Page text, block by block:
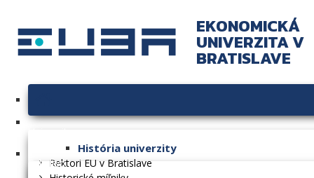
EKONOMICKÁ
UNIVERZITA V
BRATISLAVE
História univerzity
Rektori EU v Bratislave
Fakulty